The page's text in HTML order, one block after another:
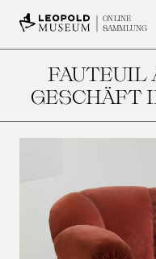
ONLINE
SAMMLUNG
FAUTEUIL
GESCHÄFT